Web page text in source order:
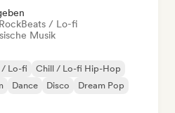
Beats / Lo-fi
Musik
/ Lo-fi
Chill / Lo-fi Hip-Hop
Dance Disco
Dream Pop